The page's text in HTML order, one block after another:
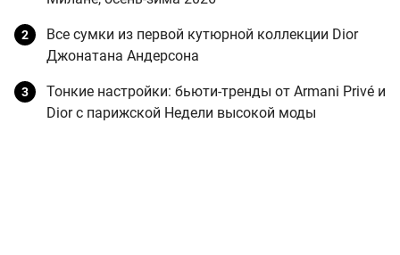
Все сумки из первой кутюрной коллекции Dior
Джонатана Андерсона
Тонкие настройки: бьюти-тренды от Armani Privé и
Dior с парижской Недели высокой моды